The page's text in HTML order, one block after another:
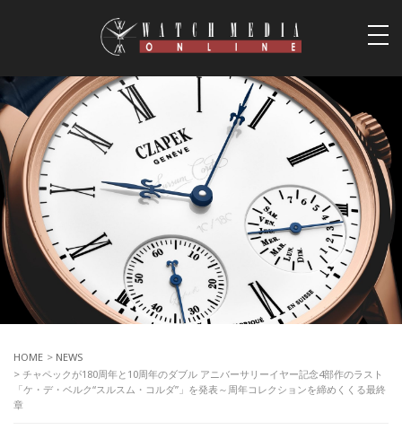
HOME > NEWS
> チャペックが180周年と10周年のダブル アニバーサリーイヤー記念4部作のラスト
「ケ・デ・ベルク“スルスム・コルダ”」を発表～周年コレクションを締めくくる最終
章